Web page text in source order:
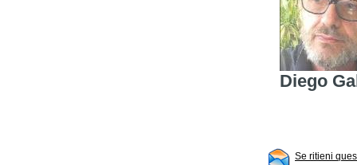
Diego
Se ritieni